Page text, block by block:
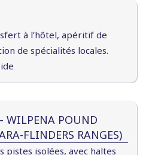
à l’hôtel, apéritif de
de spécialités locales.
WILPENA POUND
FLINDERS RANGES)
pistes isolées, avec haltes